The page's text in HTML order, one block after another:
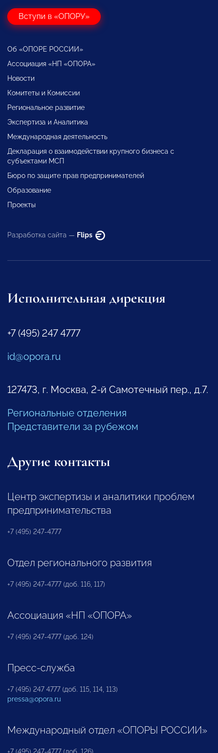
Вступи в «ОПОРУ»
Об «ОПОРЕ РОССИИ»
Ассоциация «НП «ОПОРА»
Новости
Комитеты и Комиссии
Региональное развитие
Экспертиза и Аналитика
Международная деятельность
Декларация о взаимодействии крупного бизнеса с
субъектами МСП
Бюро по защите прав предпринимателей
Образование
Проекты
Разработка сайта — Flips
Исполнительная дирекция
+7 (495) 247 4777
id@opora.ru
127473, г. Москва, 2-й Самотечный пер., д.7.
Региональные отделения
Представители за рубежом
Другие контакты
Центр экспертизы и аналитики проблем
предпринимательства
+7 (495) 247-4777
Отдел регионального развития
+7 (495) 247-4777 (доб. 116, 117)
Ассоциация «НП «ОПОРА»
+7 (495) 247-4777 (доб. 124)
Пресс-служба
+7 (495) 247 4777 (доб. 115, 114, 113)
pressa@opora.ru
Международный отдел «ОПОРЫ РОССИИ»